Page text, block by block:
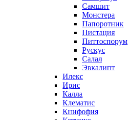
Самшит
Монстера
Папоротник
Пистация
Питтоспорум
Рускус
Салал
Эвкалипт
Илекс
Ирис
Калла
Клематис
Книфофия